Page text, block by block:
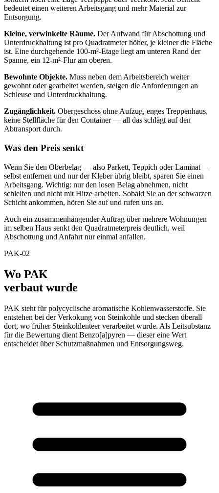
bedeutet einen weiteren Arbeitsgang und mehr Material zur
Entsorgung.
Kleine, verwinkelte Räume. Der Aufwand für Abschottung und
Unterdruckhaltung ist pro Quadratmeter höher, je kleiner die Fläche
ist. Eine durchgehende 100-m²-Etage liegt am unteren Rand der
Spanne, ein 12-m²-Flur am oberen.
Bewohnte Objekte. Muss neben dem Arbeitsbereich weiter
gewohnt oder gearbeitet werden, steigen die Anforderungen an
Schleuse und Unterdruckhaltung.
Zugänglichkeit. Obergeschoss ohne Aufzug, enges Treppenhaus,
keine Stellfläche für den Container — all das schlägt auf den
Abtransport durch.
Was den Preis senkt
Wenn Sie den Oberbelag — also Parkett, Teppich oder Laminat —
selbst entfernen und nur der Kleber übrig bleibt, sparen Sie einen
Arbeitsgang. Wichtig: nur den losen Belag abnehmen, nicht
schleifen und nicht mit Hitze arbeiten. Sobald Sie an der schwarzen
Schicht ankommen, hören Sie auf und rufen uns an.
Auch ein zusammenhängender Auftrag über mehrere Wohnungen
im selben Haus senkt den Quadratmeterpreis deutlich, weil
Abschottung und Anfahrt nur einmal anfallen.
PAK-02
Wo PAK
verbaut wurde
PAK steht für polycyclische aromatische Kohlenwasserstoffe. Sie
entstehen bei der Verkokung von Steinkohle und stecken überall
dort, wo früher Steinkohlenteer verarbeitet wurde. Als Leitsubstanz
für die Bewertung dient Benzo[a]pyren — dieser eine Wert
entscheidet über Schutzmaßnahmen und Entsorgungsweg.